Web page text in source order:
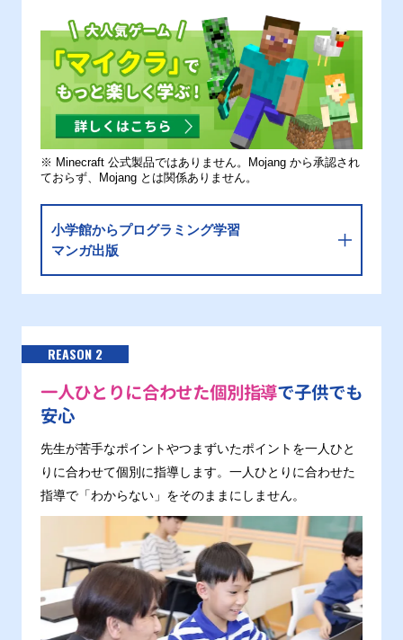
※ Minecraft 公式製品ではありません。Mojang から承認され
ておらず、Mojang とは関係ありません。
小学館からプログラミング学習
マンガ出版
REASON 2
一人ひとりに合わせた個別指導で子供でも
安心
先生が苦手なポイントやつまずいたポイントを一人ひと
りに合わせて個別に指導します。一人ひとりに合わせた
指導で「わからない」をそのままにしません。